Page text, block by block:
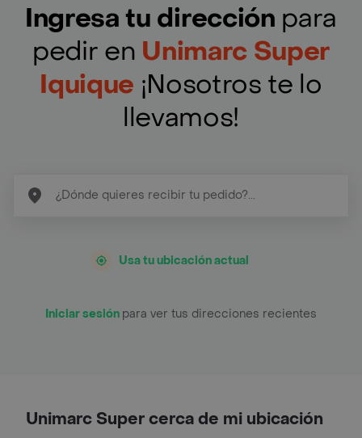
Ingresa tu dirección para
pedir en Unimarc Super
Iquique ¡Nosotros te lo
llevamos!
Usa tu ubicación actual
Iniciar sesión para ver tus direcciones recientes
Unimarc Super cerca de mi ubicación